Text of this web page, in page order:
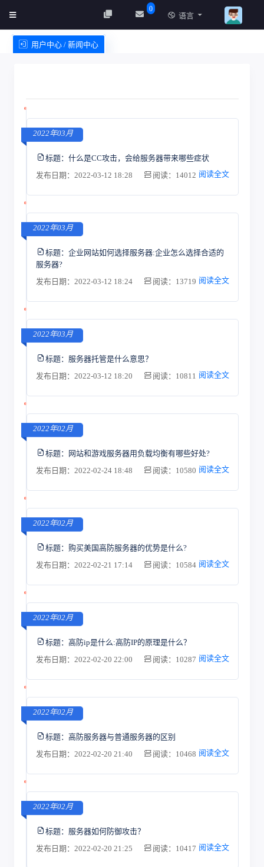
0
语言
用户中心 / 新闻中心
2022年03月
标题： 什么是CC攻击，会给服务器带来哪些症状
发布日期：2022-03-12 18:28
阅读：14012 阅读全文
2022年03月
标题： 企业网站如何选择服务器:企业怎么选择合适的
服务器?
发布日期：2022-03-12 18:24
阅读：13719 阅读全文
2022年03月
标题： 服务器托管是什么意思？
发布日期：2022-03-12 18:20
阅读：10811 阅读全文
2022年02月
标题： 网站和游戏服务器用负载均衡有哪些好处?
发布日期：2022-02-24 18:48
阅读：10580 阅读全文
2022年02月
标题： 购买美国高防服务器的优势是什么?
发布日期：2022-02-21 17:14
阅读：10584 阅读全文
2022年02月
标题： 高防ip是什么:高防IP的原理是什么？
发布日期：2022-02-20 22:00
阅读：10287 阅读全文
2022年02月
标题： 高防服务器与普通服务器的区别
发布日期：2022-02-20 21:40
阅读：10468 阅读全文
2022年02月
标题： 服务器如何防御攻击？
发布日期：2022-02-20 21:25
阅读：10417 阅读全文